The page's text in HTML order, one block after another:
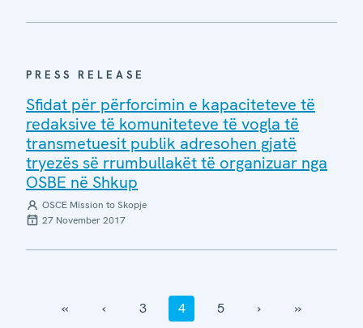
PRESS RELEASE
Sfidat për përforcimin e kapaciteteve të
redaksive të komuniteteve të vogla të
transmetuesit publik adresohen gjatë
tryezës së rrumbullakët të organizuar nga
OSBE në Shkup
OSCE Mission to Skopje
27 November 2017
‹‹ ‹ 3 4 5 › ››